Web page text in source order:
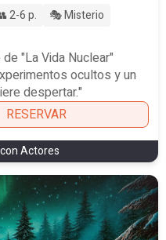
2-6 p.
🎭 Misterio
"La Vida Nuclear"
ocultos y un
despertar."
RESERVAR
Actores